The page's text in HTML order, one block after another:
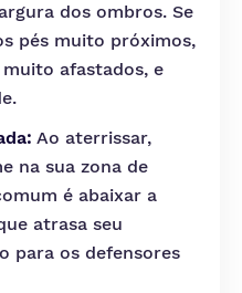
dos ombros. Se
pés muito próximos,
afastados, e
Ao aterrissar,
na sua zona de
é abaixar a
atrasa seu
para os defensores